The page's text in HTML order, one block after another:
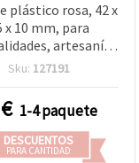
plástico rosa, 42 x
x 10 mm, para
artesanía,
y scrapbooking –
Sku: 127191
€ 1-4 paquete
DESCUENTOS
PARA CANTIDAD